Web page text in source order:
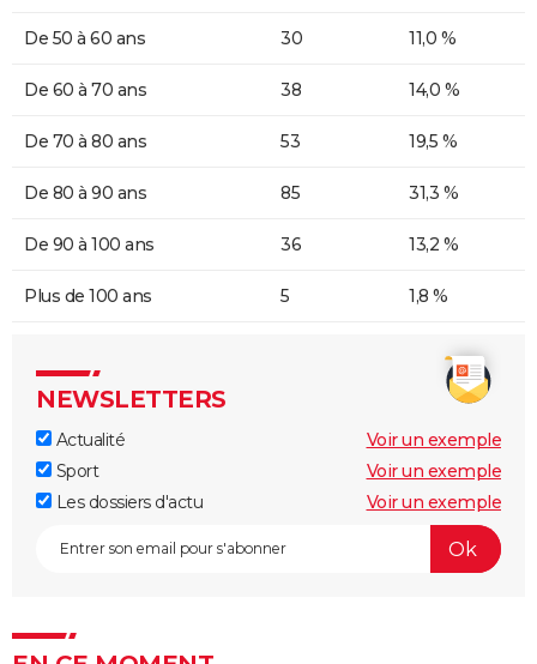
De 50 à 60 ans 30 11,0 %
De 60 à 70 ans 38 14,0 %
De 70 à 80 ans 53 19,5 %
De 80 à 90 ans 85 31,3 %
De 90 à 100 ans 36 13,2 %
Plus de 100 ans 5 1,8 %
NEWSLETTERS
Actualité
Voir un exemple
Sport
Voir un exemple
Les dossiers d'actu
Voir un exemple